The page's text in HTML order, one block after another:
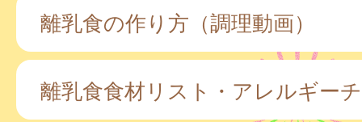
離乳食の作り方（調理動画）
離乳食食材リスト・アレルギー